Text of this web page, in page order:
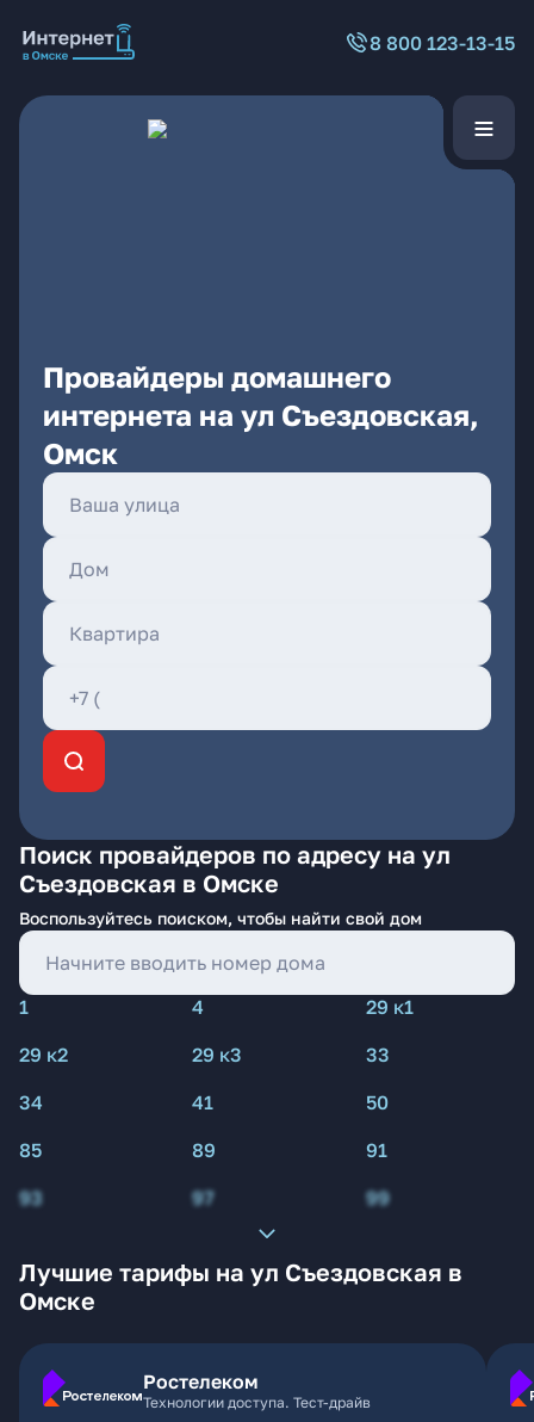
8 800 123-13-15
Провайдеры домашнего
интернета на ул Съездовская,
Омск
Поиск провайдеров по адресу на ул
Съездовская в Омске
Воспользуйтесь поиском, чтобы найти свой дом
1 4
29 к1
29 к2
29 к3
33
34
41
50
85
89
91
93
97 99
Лучшие тарифы на ул Съездовская в
Омске
Ростелеком
Технологии доступа. Тест-драйв